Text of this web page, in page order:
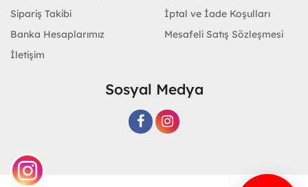
Sipariş Takibi
Banka Hesaplarımız
İletişim
İptal ve İade Koşulları
Mesafeli Satış Sözleşmesi
Sosyal Medya